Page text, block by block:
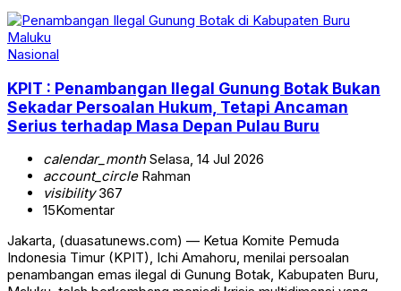
Nasional
KPIT : Penambangan Ilegal Gunung Botak Bukan
Sekadar Persoalan Hukum, Tetapi Ancaman
Serius terhadap Masa Depan Pulau Buru
calendar_monthSelasa, 14 Jul 2026
account_circleRahman
visibility367
15Komentar
Jakarta, (duasatunews.com) — Ketua Komite Pemuda
Indonesia Timur (KPIT), Ichi Amahoru, menilai persoalan
penambangan emas ilegal di Gunung Botak, Kabupaten Buru,